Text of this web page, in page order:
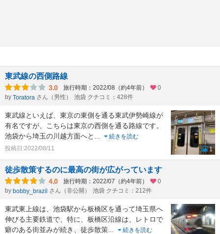
東武線の西側路線
3.0 旅行時期：2022/08（約4年前）
0
by Toratora さん（男性） 池袋 クチコミ：428件
東武線といえば、東京の東側を通る東武伊勢崎線が
有名ですが、こちらは東京の西側を通る路線です。
池袋から埼玉の川越方面へと
続きを読む
投稿日:2022/08/11
1
徒歩散策するのに最高の街が広がっています
4.0 旅行時期：2022/07（約4年前）
0
by bobby_brazil さん（非公開） 池袋 クチコミ：212件
東武東上線は、池袋駅から板橋区を通って埼玉県へ
伸びる主要鉄道で、特に、板橋区沿線は、レトロで
癖のある街並みが続き、徒歩散策
続きを読む